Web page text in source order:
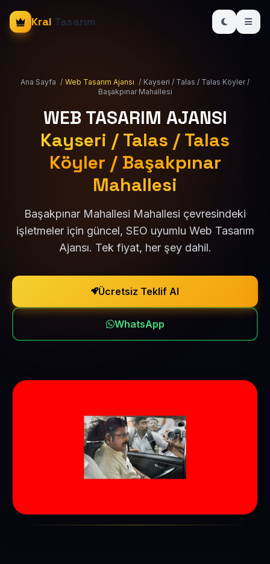
Kral Tasarım
Ana Sayfa / Web Tasarım Ajansı / Kayseri / Talas / Talas Köyler /
Başakpınar Mahallesi
WEB TASARIM AJANSI
Kayseri / Talas / Talas
Köyler / Başakpınar
Mahallesi
Başakpınar Mahallesi Mahallesi çevresindeki
işletmeler için güncel, SEO uyumlu Web Tasarım
Ajansı. Tek fiyat, her şey dahil.
Ücretsiz Teklif Al
WhatsApp